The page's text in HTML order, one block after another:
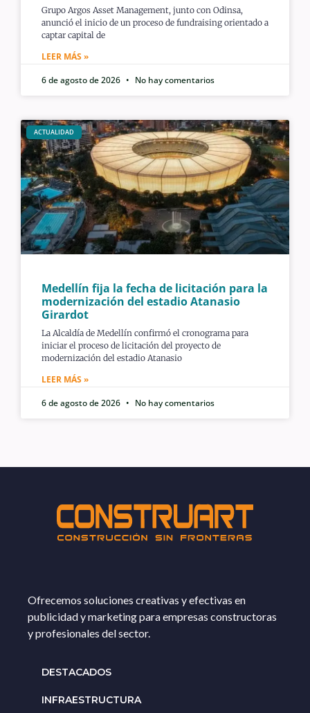
Grupo Argos Asset Management, junto con Odinsa,
anunció el inicio de un proceso de fundraising orientado a
captar capital de
LEER MÁS »
6 de agosto de 2026
No hay comentarios
ACTUALIDAD
Medellín fija la fecha de licitación para la
modernización del estadio Atanasio
Girardot
La Alcaldía de Medellín confirmó el cronograma para
iniciar el proceso de licitación del proyecto de
modernización del estadio Atanasio
LEER MÁS »
6 de agosto de 2026
No hay comentarios
Ofrecemos soluciones creativas y efectivas en
publicidad y marketing para empresas constructoras
y profesionales del sector.
DESTACADOS
INFRAESTRUCTURA